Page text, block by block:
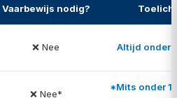
Vaarbewijs nodig?
❌ Nee Altijd onder
❌ Nee*
*Mits onder